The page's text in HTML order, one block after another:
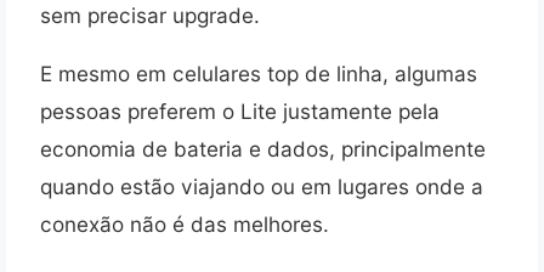
sem precisar upgrade.
E mesmo em celulares top de linha, algumas
pessoas preferem o Lite justamente pela
economia de bateria e dados, principalmente
quando estão viajando ou em lugares onde a
conexão não é das melhores.